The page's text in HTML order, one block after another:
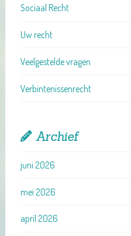
Sociaal Recht
Uw recht
Veelgestelde vragen
Verbintenissenrecht
Archief
juni 2026
mei 2026
april 2026